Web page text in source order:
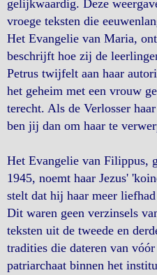
gelijkwaardig. Deze
vroege teksten die
Het Evangelie van Maria,
beschrijft hoe zij de
Petrus twijfelt aan haar
het geheim met een vrouw
terecht. Als de Verlosser
ben jij dan om haar te
Het Evangelie van Filippus,
1945, noemt haar Jezus'
stelt dat hij haar meer
Dit waren geen verzinsels
teksten uit de tweede en
tradities die dateren van
patriarchaat binnen het